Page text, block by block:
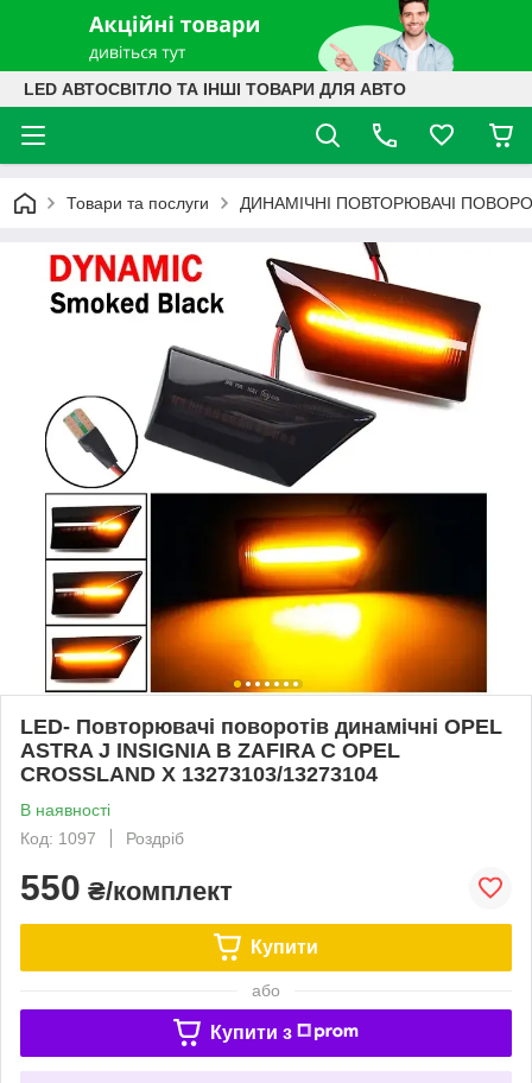
LED АВТОСВІТЛО ТА ІНШІ ТОВАРИ ДЛЯ АВТО
Товари та послуги ДИНАМІЧНІ ПОВТОРЮВАЧІ
LED- Повторювачі поворотів динамічні OPEL
ASTRA J INSIGNIA B ZAFIRA C OPEL
CROSSLAND X 13273103/13273104
В наявності
Код: 1097
Роздріб
550 ₴/комплект
Купити
або
Купити з